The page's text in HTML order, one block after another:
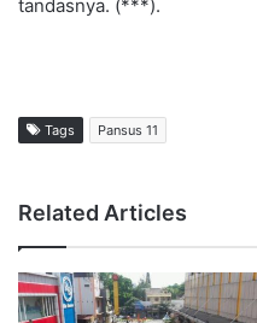
tandasnya. (***).
Tags Pansus 11
Related Articles